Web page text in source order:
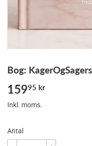
Bog:
15995 kr
Inkl. moms.
Antal